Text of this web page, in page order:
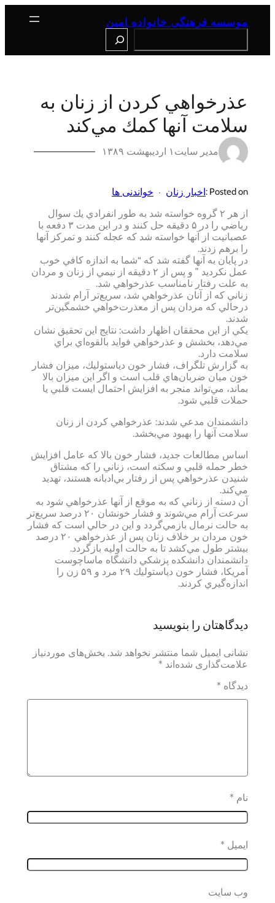
موسسه فرهنگی خانواده امین
عذرخواهي كردن از زنان به
سلامت آنها كمك مي‌كند
مدیر سایت ۱ اردیبهشت ۱۳۸۹
Posted on : اخبار زنان
خواندنی ها
از هر ۲ گروه خواسته شد به طور انفرادي يك سوال
رياضي را در ۵ دقيقه حل كنند و در اين مدت ۳ دفعه با
عصبانيت از آنها خواسته شد كه عجله كنند و تمركز آنها
را برهم زدند.
در پايان به آنها گفته شد كه “شما به اندازه كافي خوب
عمل نكرديد ” و پس از ۲ دقيقه از نيمي از زنان و مردان
به علت رفتار نامناسب عذرخواهي شد.
زناني كه از آنان عذرخواهي شد، سريع‌تر آرام شدند
درحالي كه مردان پس از معذرت‌خواهي خشمگين‌تر
شدند.
يكي از اين محققان اظهار داشت: نتايج اين تحقيق نشان
مي‌دهد، بخشش و عذرخواهي فوايد بالقوه‌اي براي
سلامت دارد.
به گزارش تلگراف، فشار خون دياستوليك، ميزان فشار
خون ميان ضربان‌هاي قلب است و اگر اين ميزان بالا
بماند، مي‌تواند منجر به افزايش احتمال ايست قلبي يا
حملات قلبي شود.
دانشمندان مدعي شدند: عذرخواهي كردن از زنان
سلامت آنها را بهبود مي‌بخشد.
اساس مطالعات جديد، فشار خون بالا كه عامل افزايش
خطر حمله قلبي و سكته است، زناني را كه مشتاق
شنيدن عذرخواهي پس از رفتار بي‌ادبانه هستند، تهديد
مي‌كند.
آن دسته از زناني كه به موقع از آنها عذرخواهي شود به
سرعت آرام مي‌شوند و فشار خونشان ۲۰ درصد سريع‌تر
به حالت نرمال بازمي‌گردد و اين در حالي است كه فشار
خون مردان بر خلاف زنان پس از عذرخواهي ۲۰ درصد
بيشتر طول مي‌كشد تا به حالت اوليه بازگردد.
دانشمندان دانشكده پزشكي دانشگاه ماساچوست
آمريكا، فشار خون دياستوليك ۲۹ مرد و ۵۹ زن را
اندازه‌گيري كردند.
دیدگاهتان را بنویسید
نشانی ایمیل شما منتشر نخواهد شد. بخش‌های موردنیاز
علامت‌گذاری شده‌اند *
دیدگاه *
نام *
ایمیل *
وب‌ سایت